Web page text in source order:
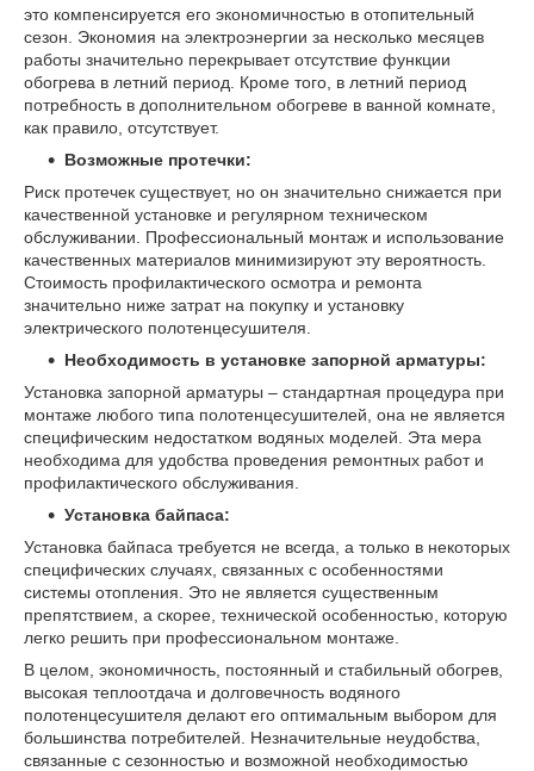
это компенсируется его экономичностью в отопительный
сезон. Экономия на электроэнергии за несколько месяцев
работы значительно перекрывает отсутствие функции
обогрева в летний период. Кроме того, в летний период
потребность в дополнительном обогреве в ванной комнате,
как правило, отсутствует.
Возможные протечки:
Риск протечек существует, но он значительно снижается при
качественной установке и регулярном техническом
обслуживании. Профессиональный монтаж и использование
качественных материалов минимизируют эту вероятность.
Стоимость профилактического осмотра и ремонта
значительно ниже затрат на покупку и установку
электрического полотенцесушителя.
Необходимость в установке запорной арматуры:
Установка запорной арматуры – стандартная процедура при
монтаже любого типа полотенцесушителей, она не является
специфическим недостатком водяных моделей. Эта мера
необходима для удобства проведения ремонтных работ и
профилактического обслуживания.
Установка байпаса:
Установка байпаса требуется не всегда, а только в некоторых
специфических случаях, связанных с особенностями
системы отопления. Это не является существенным
препятствием, а скорее, технической особенностью, которую
легко решить при профессиональном монтаже.
В целом, экономичность, постоянный и стабильный обогрев,
высокая теплоотдача и долговечность водяного
полотенцесушителя делают его оптимальным выбором для
большинства потребителей. Незначительные неудобства,
связанные с сезонностью и возможной необходимостью